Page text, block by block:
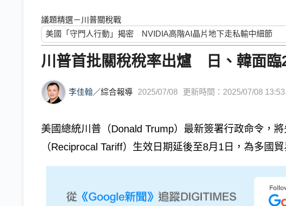
議題精選－川普關稅戰
川普首批關稅稅率出爐 日、韓面臨
李佳翰／綜合報導 2025/07/08 更新時間：2025/07/08 13:53
美國總統川普（Donald Trump）最新簽署行政命令，將
（Reciprocal Tariff）生效日期延後至8月1日，為多國